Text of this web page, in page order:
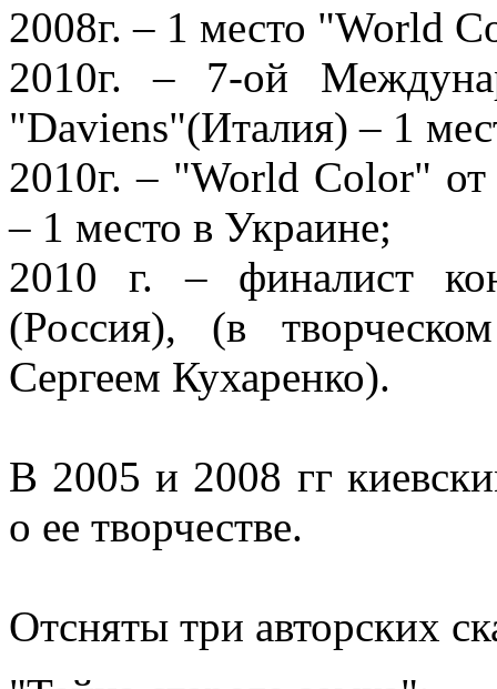
2008г. – 1 место "World
2010г. – 7-ой
"Daviens"(Италия) – 1
2010г. – "World Color"
– 1 место в Украине;
2010 г. – финалист
(Россия), (в
Сергеем Кухаренко).
В 2005 и 2008 гг
о ее творчестве.
Отсняты три авторских